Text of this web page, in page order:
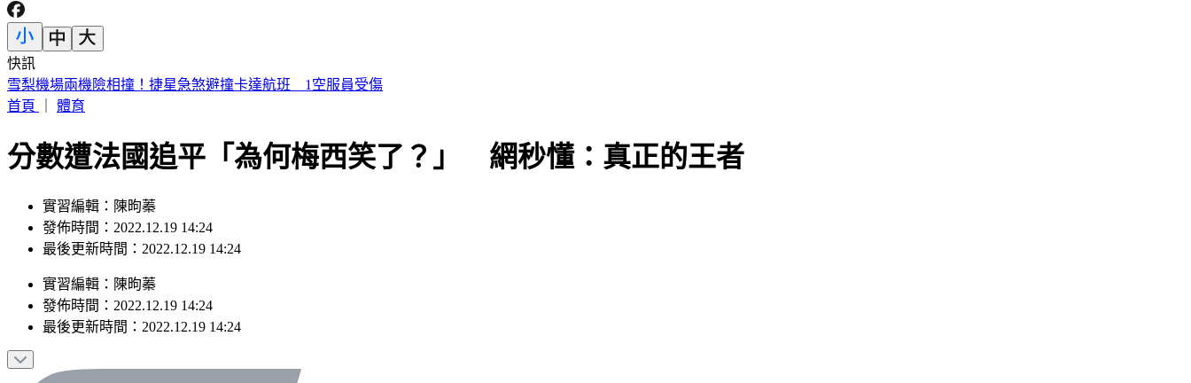
快訊
雪梨機場兩機險相撞！捷星急煞避撞卡達航班 1空服員受傷
首頁
體育
分數遭法國追平「為何梅西笑了？」 網秒懂：真正的王者
實習編輯：陳昫蓁
發佈時間：2022.12.19 14:24
最後更新時間：2022.12.19 14:24
實習編輯 ： 陳昫蓁
發佈時間： 2022.12.19 14:24
最後更新時間： 2022.12.19 14:24